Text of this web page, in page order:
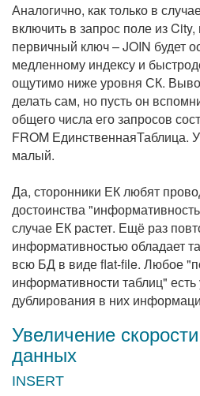
Аналогично, как только в
включить в запрос поле из
первичный ключ – JOIN будет
медленному индексу и
ощутимо ниже уровня СК.
делать сам, но пусть он
общего числа его запросов
FROM ЕдинственнаяТаблица.
малый.
Да, сторонники ЕК любят
достоинства
случае ЕК растет. Ещё раз
информативностью обладает
всю БД в виде flat-file. Любое
информативности таблиц"
дублирования в них
Увеличение
данных
INSERT